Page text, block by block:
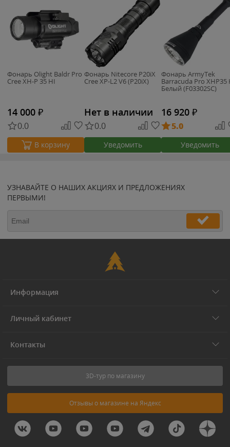
Фонарь Olight Baldr Pro
Cree XH-P 35 HI
14 000 ₽
0.0
В корзину
Фонарь Nitecore P20iX
Cree XP-L2 V6 (P20iX)
Нет в наличии
0.0
Уведомить
Фонарь ArmyTek
Barracuda Pro XHP35
Белый (F03302SC)
16 920 ₽
5.0
Уведомить
УЗНАВАЙТЕ О НАШИХ АКЦИЯХ И ПРЕДЛОЖЕНИЯХ
ПЕРВЫМИ!
Информация
Личный кабинет
Контакты
3D-тур по магазину
Отзывы о магазине на Яндекс